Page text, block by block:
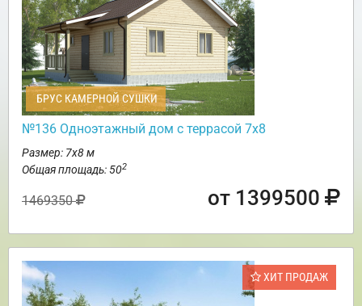
БРУС КАМЕРНОЙ СУШКИ
№136 Одноэтажный дом с террасой 7х8
Размер: 7х8 м
Общая площадь: 502
1469350 от 1399500
ХИТ ПРОДАЖ